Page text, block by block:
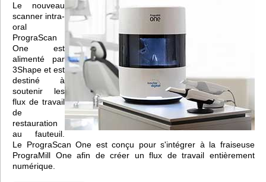
Le nouveau
scanner intra-
oral
PrograScan
One est
alimenté par
3Shape et est
destiné à
soutenir les
flux de travail
de
restauration
au fauteuil.
Le PrograScan One est conçu pour s'intégrer à la fraiseuse
PrograMill One afin de créer un flux de travail entièrement
numérique.